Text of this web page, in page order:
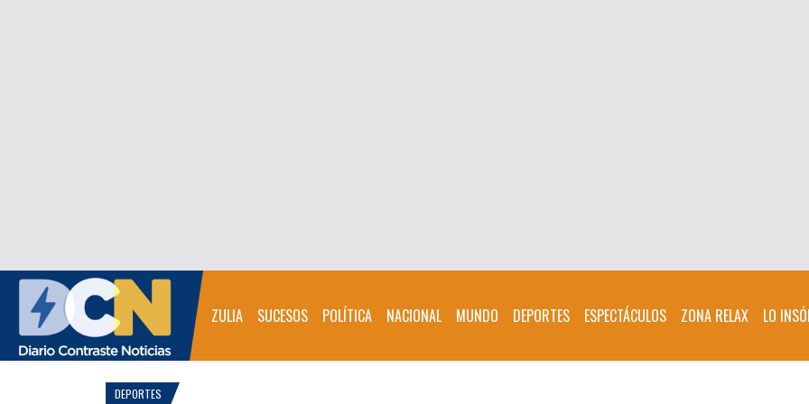
ZULIA SUCESOS POLÍTICA NACIONAL MUNDO DEPORTES ESPECTÁCULOS ZONA RELAX LO
DEPORTES